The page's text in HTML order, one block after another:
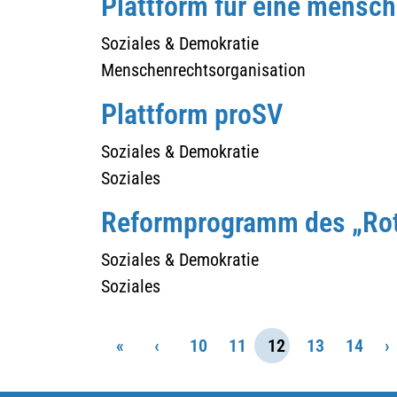
Soziales & Demokratie
Menschenrechtsorganisation
Plattform proSV
Soziales & Demokratie
Soziales
Reformprogramm des
Soziales & Demokratie
Soziales
« ‹ 10 11 12 13 14 ›